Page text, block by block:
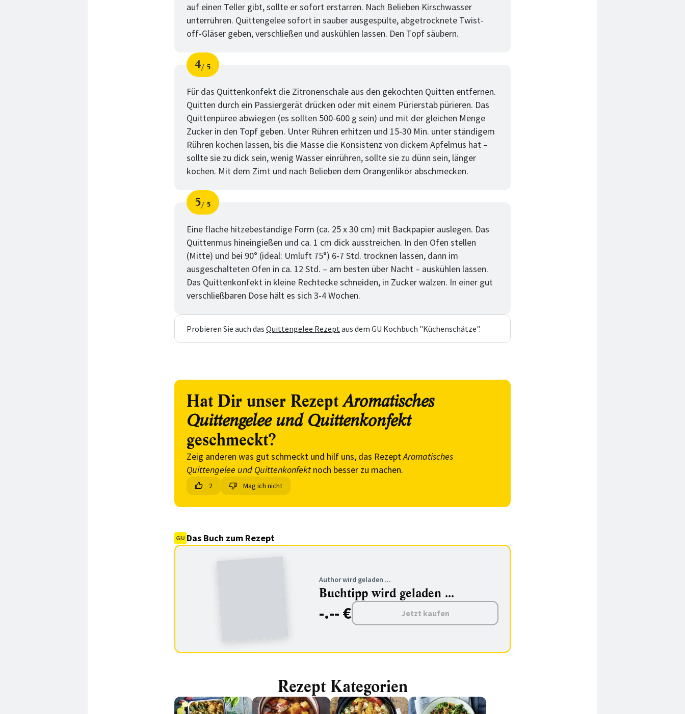
auf einen Teller gibt, sollte er sofort erstarren. Nach Belieben Kirschwasser
unterrühren. Quittengelee sofort in sauber ausgespülte, abgetrocknete Twist-
off-Gläser geben, verschließen und auskühlen lassen. Den Topf säubern.
Schritt
4
von
5
Für das Quittenkonfekt die Zitronenschale aus den gekochten Quitten entfernen.
Quitten durch ein Passiergerät drücken oder mit einem Pürierstab pürieren. Das
Quittenpüree abwiegen (es sollten 500-600 g sein) und mit der gleichen Menge
Zucker in den Topf geben. Unter Rühren erhitzen und 15-30 Min. unter ständigem
Rühren kochen lassen, bis die Masse die Konsistenz von dickem Apfelmus hat –
sollte sie zu dick sein, wenig Wasser einrühren, sollte sie zu dünn sein, länger
kochen. Mit dem Zimt und nach Belieben dem Orangenlikör abschmecken.
Schritt
5
von
5
Eine flache hitzebeständige Form (ca. 25 x 30 cm) mit Backpapier auslegen. Das
Quittenmus hineingießen und ca. 1 cm dick ausstreichen. In den Ofen stellen
(Mitte) und bei 90° (ideal: Umluft 75°) 6-7 Std. trocknen lassen, dann im
ausgeschalteten Ofen in ca. 12 Std. – am besten über Nacht – auskühlen lassen.
Das Quittenkonfekt in kleine Rechtecke schneiden, in Zucker wälzen. In einer gut
verschließbaren Dose hält es sich 3-4 Wochen.
Probieren Sie auch das Quittengelee Rezeptaus dem GU Kochbuch "Küchenschätze".
Hat Dir unser RezeptAromatisches
Quittengelee und Quittenkonfekt
geschmeckt?
Zeig anderen was gut schmeckt und hilf uns, das RezeptAromatisches
Quittengelee und Quittenkonfekt noch besser zu machen.
2 Mag ich nicht
Das Buch zum Rezept
Author wird geladen ...
Buchtipp wird geladen ...
-.-- € Jetzt kaufen
Rezept Kategorien